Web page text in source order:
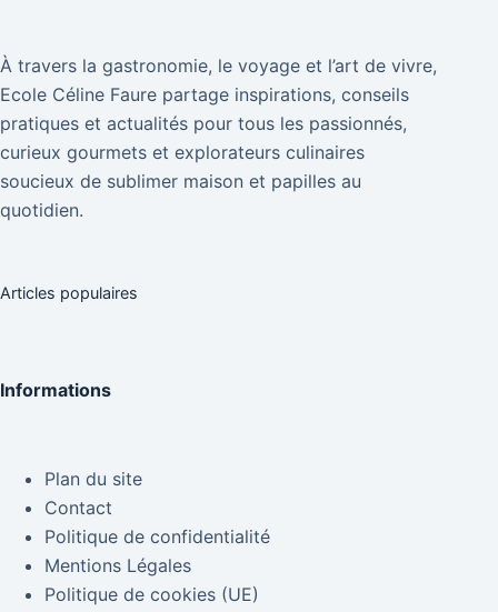
À travers la gastronomie, le voyage et l’art de vivre,
Ecole Céline Faure partage inspirations, conseils
pratiques et actualités pour tous les passionnés,
curieux gourmets et explorateurs culinaires
soucieux de sublimer maison et papilles au
quotidien.
Articles populaires
Informations
Plan du site
Contact
Politique de confidentialité
Mentions Légales
Politique de cookies (UE)